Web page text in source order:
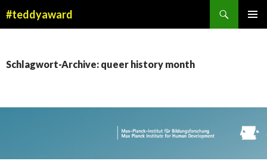
#teddyaward
Schlagwort-Archive: queer history month